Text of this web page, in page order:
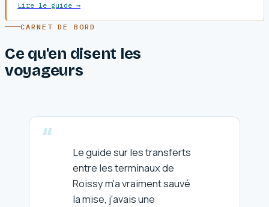
Lire le guide →
CARNET DE BORD
Ce qu'en disent les
voyageurs
Le guide sur les transferts
entre les terminaux de
Roissy m'a vraiment sauvé
la mise, j'avais une